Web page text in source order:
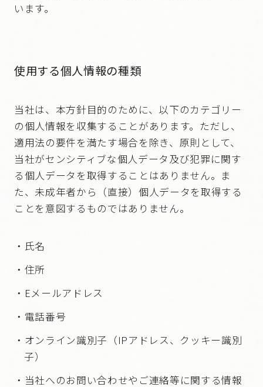
います。
使用する個人情報の種類
当社は、本方針目的のために、以下のカテゴリー
の個人情報を収集することがあります。ただし、
適用法の要件を満たす場合を除き、原則として、
当社がセンシティブな個人データ及び犯罪に関す
る個人データを取得することはありません。ま
た、未成年者から（直接）個人データを取得する
ことを意図するものではありません。
氏名
住所
Eメールアドレス
電話番号
オンライン識別子（IPアドレス、クッキー識別
子）
当社へのお問い合わせやご連絡等に関する情報